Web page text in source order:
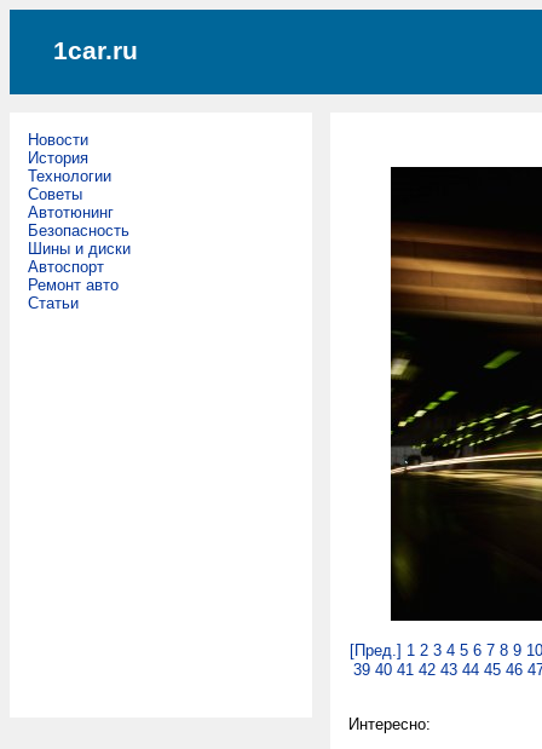
1car.ru
Новости
История
Технологии
Советы
Автотюнинг
Безопасность
Шины и диски
Автоспорт
Ремонт авто
Статьи
[Пред.] 1 2 3 4 5 6 7 8 9 10
39 40 41 42 43 44 45 46
Интересно: